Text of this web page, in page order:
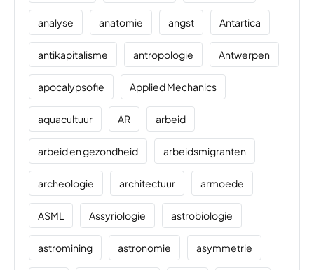
analyse anatomie angst Antartica
antikapitalisme antropologie Antwerpen
apocalypsofie Applied Mechanics
aquacultuur AR arbeid
arbeid en gezondheid arbeidsmigranten
archeologie architectuur armoede
ASML Assyriologie astrobiologie
astromining astronomie asymmetrie